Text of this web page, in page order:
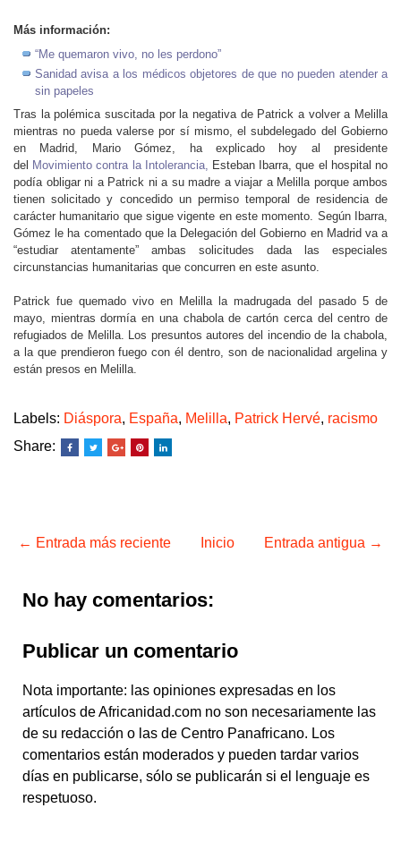
Más información:
“Me quemaron vivo, no les perdono”
Sanidad avisa a los médicos objetores de que no pueden atender a
sin papeles
Tras la polémica suscitada por la negativa de Patrick a volver a Melilla
mientras no pueda valerse por sí mismo, el subdelegado del Gobierno
en Madrid, Mario Gómez, ha explicado hoy al presidente
del Movimiento contra la Intolerancia,
Esteban Ibarra, que el hospital no
podía obligar ni a Patrick ni a su madre a viajar a Melilla porque ambos
tienen solicitado y concedido un permiso temporal de residencia de
carácter humanitario que sigue vigente en este momento. Según Ibarra,
Gómez le ha comentado que la Delegación del Gobierno en Madrid va a
“estudiar atentamente” ambas solicitudes dada las especiales
circunstancias humanitarias que concurren en este asunto.
Patrick fue quemado vivo en Melilla la madrugada del pasado 5 de
mayo, mientras dormía en una chabola de cartón cerca del centro de
refugiados de Melilla. Los presuntos autores del incendio de la chabola,
a la que prendieron fuego con él dentro, son de nacionalidad argelina y
están presos en Melilla.
Labels: Diáspora, España, Melilla, Patrick Hervé, racismo
Share:
← Entrada más reciente Entrada antigua →
Inicio
No hay comentarios:
Publicar un comentario
Nota importante: las opiniones expresadas en los
artículos de Africanidad.com no son necesariamente las
de su redacción o las de Centro Panafricano. Los
comentarios están moderados y pueden tardar varios
días en publicarse, sólo se publicarán si el lenguaje es
respetuoso.